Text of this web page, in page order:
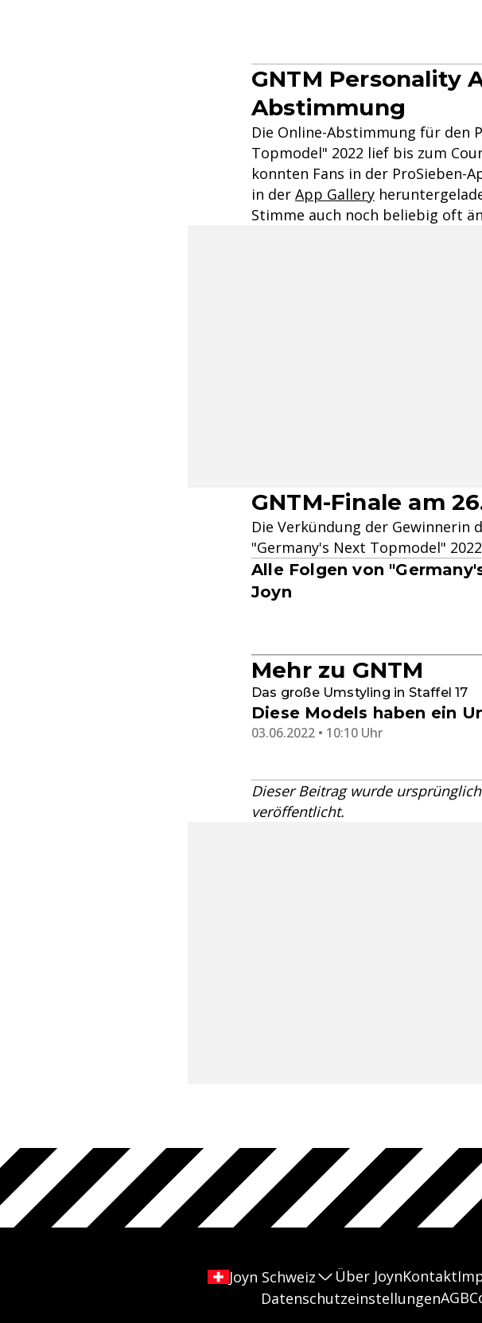
GNTM Personality
Abstimmung
Die Online-Abstimmung für den
Topmodel" 2022 lief bis zum
konnten Fans in der ProSieben-
in der App Gallery
Stimme auch noch beliebig oft
GNTM-Finale am
Die Verkündung der Gewinnerin
"Germany's Next Topmodel"
Alle Folgen von
Joyn
Mehr zu GNTM
Das große Umstyling in Staffel 17
Diese Models haben ein
03.06.2022 • 10:10 Uhr
Dieser Beitrag wurde
veröffentlicht.
Joyn Schweiz Über JoynKontakt
DatenschutzeinstellungenAGB